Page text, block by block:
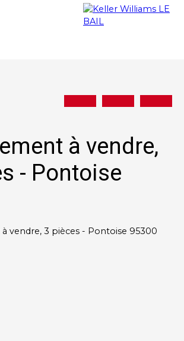
Vente Location Gestion
à vendre,
- Pontoise